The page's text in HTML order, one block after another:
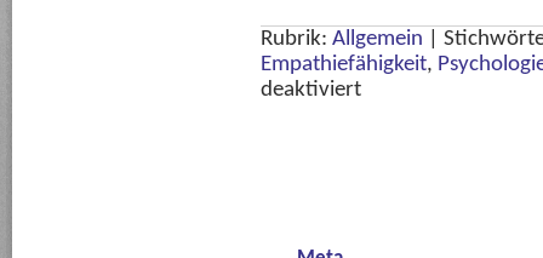
Rubrik: Allgemein
Empathiefähigkeit,
deaktiviertfür